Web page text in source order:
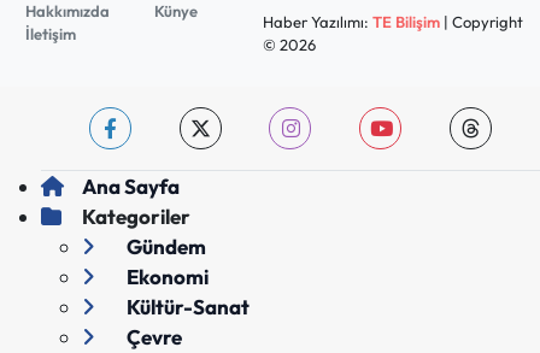
Hakkımızda
Künye
İletişim
Haber Yazılımı: TE Bilişim| Copyright
© 2026
Ana Sayfa
Kategoriler
Gündem
Ekonomi
Kültür-Sanat
Çevre